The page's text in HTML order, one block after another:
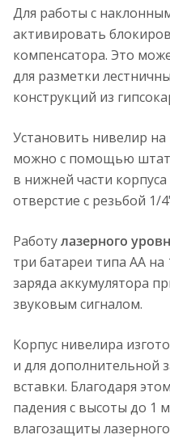
Для работы с
активировать
компенсатора. Это
для разметки
конструкций из
Установить нивелир
можно с помощью
в нижней части
отверстие с резьбой 1/
Работулазерного
три батареи типа АА
заряда аккумулятора
звуковым сигналом.
Корпус нивелира
и для дополнительной
вставки. Благодаря
падения с высоты до 1
влагозащиты